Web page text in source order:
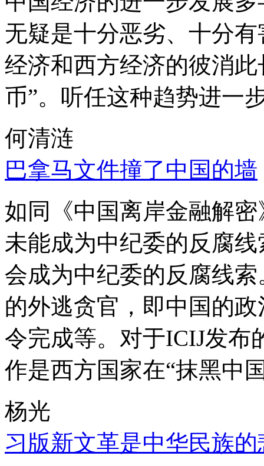
无疑是十分恶劣、十分
经济和西方经济的彼消
币”。听任这种趋势进一
何清涟
巴拿马文件撞了中国的墙
如同《中国离岸金融解
未能成为中纪委的反腐
会成为中纪委的反腐线
的外逃贪官，即中国的
令完成等。对于ICIJ发布
作是西方国家在“抹黑中
杨光
习版新文革是中华民族的